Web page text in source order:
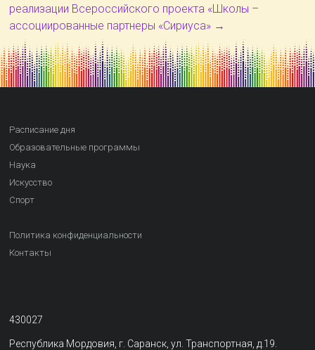
реализации Всероссийского проекта «Школы –
ассоциированные партнеры «Сириуса» →
Расписание дня
Образовательные программы
Наука
Искусство
Спорт
Политика конфиденциальности
Контакты
430027
Республика Мордовия, г. Саранск, ул. Транспортная, д.19.